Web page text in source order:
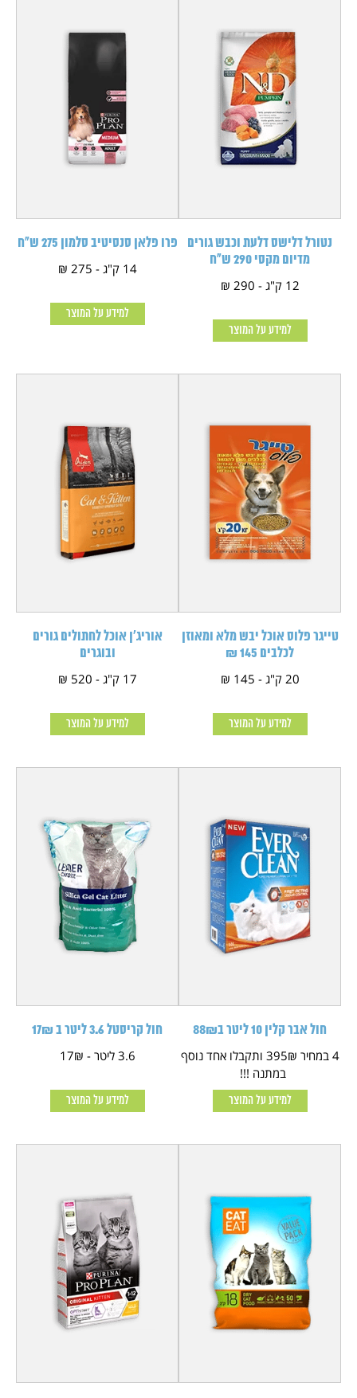
נטורל דלישס דלעת וכבש גורים
מדיום מקסי 290 ש"ח
12 ק"ג - 290 ₪
למידע על המוצר
פרו פלאן סנסיטיב סלמון 275 ש"ח
14 ק"ג - 275 ₪
למידע על המוצר
טייגר פלוס אוכל יבש מלא ומאוזן
לכלבים 145 ₪
20 ק"ג - 145 ₪
למידע על המוצר
אוריג'ן אוכל לחתולים גורים
ובוגרים
17 ק"ג - 520 ₪
למידע על המוצר
חול אבר קלין 10 ליטר ב88₪
4 במחיר 395₪ ותקבלו אחד נוסף
במתנה !!!
למידע על המוצר
חול קריסטל 3.6 ליטר ב 17₪
3.6 ליטר - 17₪
למידע על המוצר